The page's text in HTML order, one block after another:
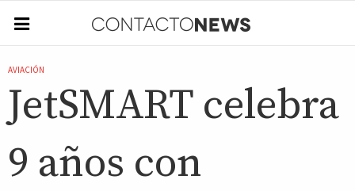
AVIACIÓN
JetSMART celebra
9 años con